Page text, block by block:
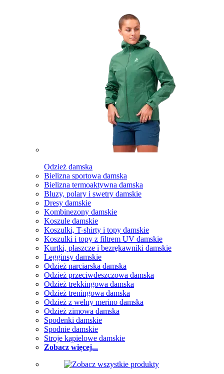
Odzież damska
Bielizna sportowa damska
Bielizna termoaktywna damska
Bluzy, polary i swetry damskie
Dresy damskie
Kombinezony damskie
Koszule damskie
Koszulki, T-shirty i topy damskie
Koszulki i topy z filtrem UV damskie
Kurtki, płaszcze i bezrękawniki damskie
Legginsy damskie
Odzież narciarska damska
Odzież przeciwdeszczowa damska
Odzież trekkingowa damska
Odzież treningowa damska
Odzież z wełny merino damska
Odzież zimowa damska
Spodenki damskie
Spodnie damskie
Stroje kąpielowe damskie
Zobacz więcej...